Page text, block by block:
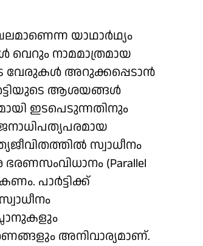
യാഥാർഥ്യം
വെറും നാമമാത്രമായ
വേരുകൾ അറുക്കപ്പെടാൻ
ആശയങ്ങൾ
ഇടപെടുന്നതിനും
സ്വാധീനം
(Parallel
പാർട്ടിക്ക്
അനിവാര്യമാണ്.